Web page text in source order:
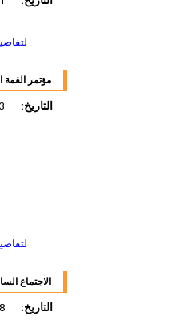
مؤتمر القمة
التاريخ: 03 -
الاجتماع
التاريخ: 28 -